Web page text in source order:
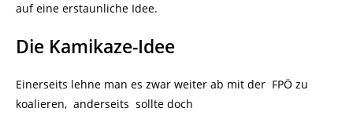
auf eine erstaunliche Idee.
Die Kamikaze-Idee
Einerseits lehne man es zwar weiter ab mit der FPÖ zu
koalieren, anderseits sollte doch